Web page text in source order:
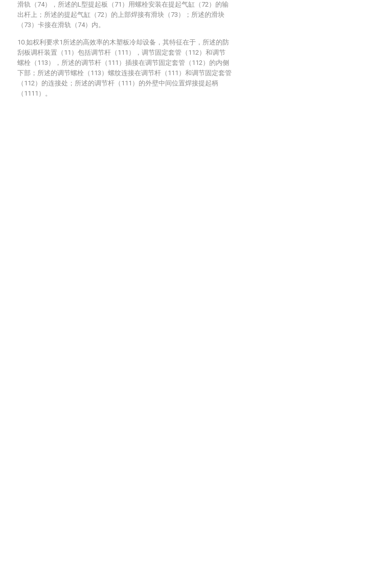
滑轨（74），所述的L型提起板（71）用螺栓安装在提起气缸（72）的输
出杆上；所述的提起气缸（72）的上部焊接有滑块（73）；所述的滑块
（73）卡接在滑轨（74）内。
10.如权利要求1所述的高效率的木塑板冷却设备，其特征在于，所述的防
刮板调杆装置（11）包括调节杆（111），调节固定套管（112）和调节
螺栓（113），所述的调节杆（111）插接在调节固定套管（112）的内侧
下部；所述的调节螺栓（113）螺纹连接在调节杆（111）和调节固定套管
（112）的连接处；所述的调节杆（111）的外壁中间位置焊接提起柄
（1111）。